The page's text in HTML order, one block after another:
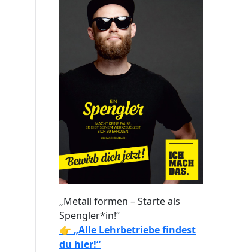
„Metall formen – Starte als
Spengler*in!“
👉 „Alle Lehrbetriebe findest
du hier!“